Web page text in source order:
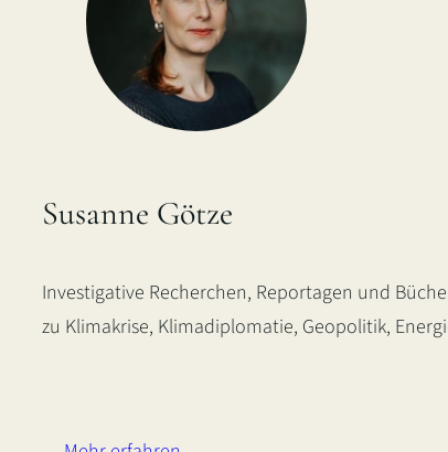
Susanne Götze
Investigative Recherchen, Reportagen und
zu Klimakrise, Klimadiplomatie, Geopolitik,